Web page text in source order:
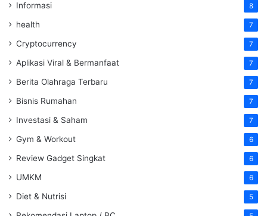
Informasi 8
health 7
Cryptocurrency 7
Aplikasi Viral & Bermanfaat 7
Berita Olahraga Terbaru 7
Bisnis Rumahan 7
Investasi & Saham 7
Gym & Workout 6
Review Gadget Singkat 6
UMKM 6
Diet & Nutrisi 5